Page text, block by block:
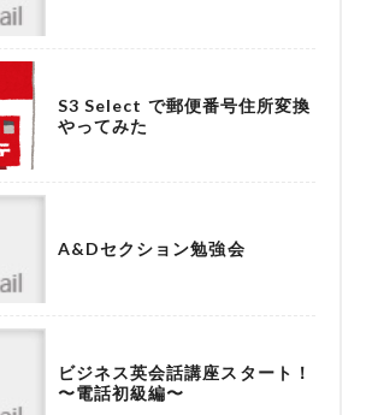
S3 Select で郵便番号住所変換
やってみた
A&Dセクション勉強会
ビジネス英会話講座スタート！
〜電話初級編〜